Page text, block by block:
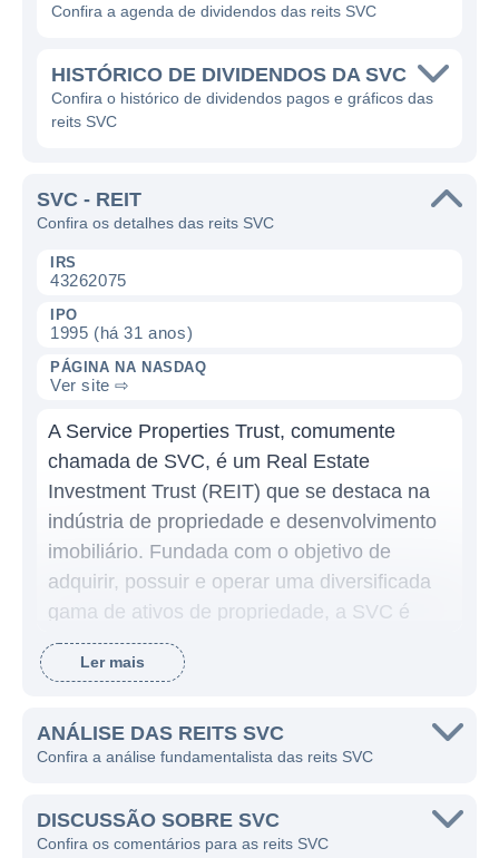
Confira a agenda de dividendos das reits SVC
HISTÓRICO DE DIVIDENDOS DA SVC
Confira o histórico de dividendos pagos e gráficos das
reits SVC
SVC - REIT
Confira os detalhes das reits SVC
IRS
43262075
IPO
1995 (há 31 anos)
PÁGINA NA NASDAQ
Ver site ⇨
A Service Properties Trust, comumente
chamada de SVC, é um Real Estate
Investment Trust (REIT) que se destaca na
indústria de propriedade e desenvolvimento
imobiliário. Fundada com o objetivo de
adquirir, possuir e operar uma diversificada
gama de ativos de propriedade, a SVC é
focada principalmente em propriedades
voltadas para o setor de hospitalidade e
serviços para os seus locatários.
operadores de imóveis no setor da saúde
nos Estados Unidos e ocupa uma posição
Ler mais
ANÁLISE DAS REITS SVC
Confira a análise fundamentalista das reits SVC
DISCUSSÃO SOBRE SVC
Confira os comentários para as reits SVC